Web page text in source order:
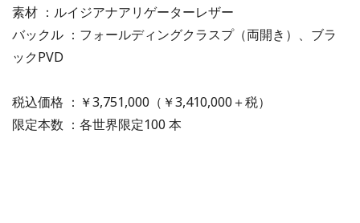
素材 ：ルイジアナアリゲーターレザー
バックル ：フォールディングクラスプ（両開き）、ブラ
ックPVD
税込価格 ：￥3,751,000（￥3,410,000＋税）
限定本数 ：各世界限定100 本